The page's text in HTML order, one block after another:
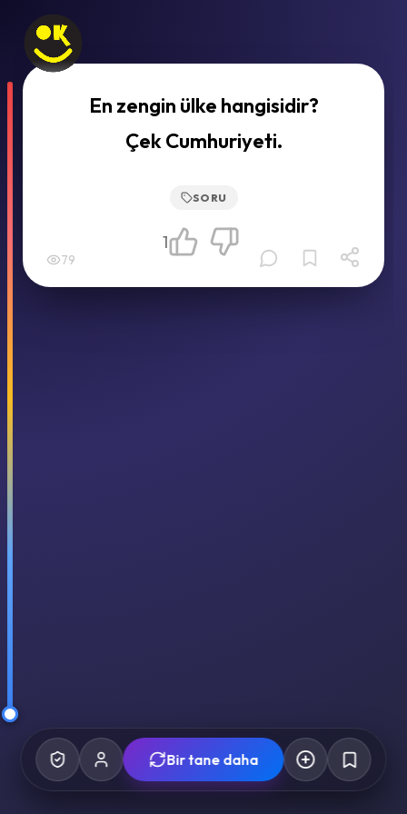
En zengin ülke hangisidir?
Çek Cumhuriyeti.
SORU
79
1
Bir tane daha